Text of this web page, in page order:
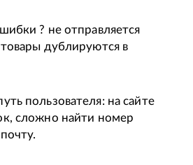
? не отправляется
дублируются в
пользователя: на сайте
сложно найти номер